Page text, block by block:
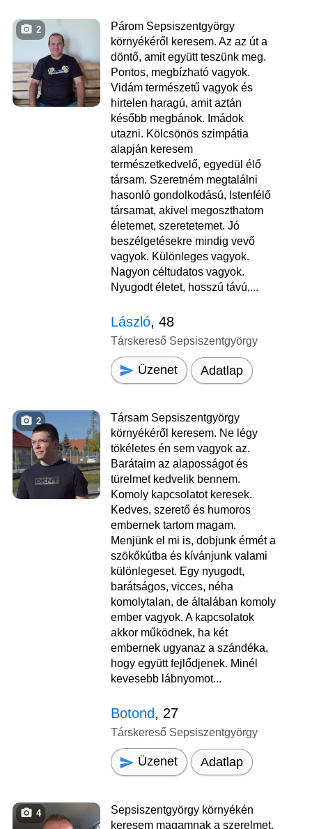
2
Párom Sepsiszentgyörgy
környékéről keresem. Az az út a
döntő, amit együtt teszünk meg.
Pontos, megbízható vagyok.
Vidám természetű vagyok és
hirtelen haragú, amit aztán
később megbánok. Imádok
utazni. Kölcsönös szimpátia
alapján keresem
természetkedvelő, egyedül élő
társam. Szeretném megtalálni
hasonló gondolkodású, Istenfélő
társamat, akivel megoszthatom
életemet, szeretetemet. Jó
beszélgetésekre mindig vevő
vagyok. Különleges vagyok.
Nagyon céltudatos vagyok.
Nyugodt életet, hosszú távú,...
László, 48
Társkereső Sepsiszentgyörgy
Üzenet Adatlap
2
Társam Sepsiszentgyörgy
környékéről keresem. Ne légy
tökéletes én sem vagyok az.
Barátaim az alaposságot és
türelmet kedvelik bennem.
Komoly kapcsolatot keresek.
Kedves, szerető és humoros
embernek tartom magam.
Menjünk el mi is, dobjunk érmét a
szökőkútba és kívánjunk valami
különlegeset. Egy nyugodt,
barátságos, vicces, néha
komolytalan, de általában komoly
ember vagyok. A kapcsolatok
akkor működnek, ha két
embernek ugyanaz a szándéka,
hogy együtt fejlődjenek. Minél
kevesebb lábnyomot...
Botond, 27
Társkereső Sepsiszentgyörgy
Üzenet Adatlap
4
Sepsiszentgyörgy környékén
keresem magamnak a szerelmet.